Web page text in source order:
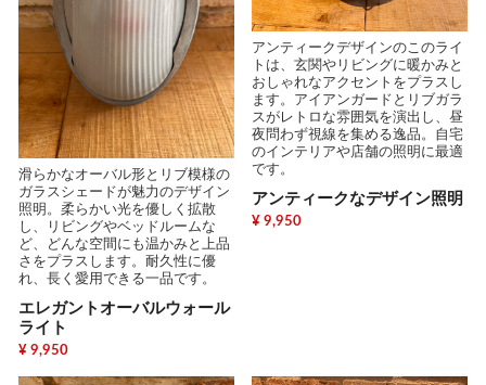
滑らかなオーバル形とリブ模様の
ガラスシェードが魅力のデザイン
照明。柔らかい光を優しく拡散
し、リビングやベッドルームな
ど、どんな空間にも温かみと上品
さをプラスします。耐久性に優
れ、長く愛用できる一品です。
エレガントオーバルウォール
ライト
¥ 9,950
アンティークデザインのこのライ
トは、玄関やリビングに暖かみと
おしゃれなアクセントをプラスし
ます。アイアンガードとリブガラ
スがレトロな雰囲気を演出し、昼
夜問わず視線を集める逸品。自宅
のインテリアや店舗の照明に最適
です。
アンティークなデザイン照明
¥ 9,950